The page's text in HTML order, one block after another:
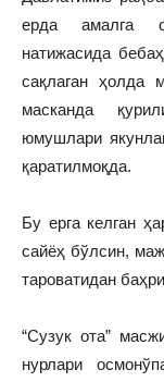
ерда амалга
натижасида
сақлаган ҳолда
масканда
юмушлари
қаратилмоқда.
Бу ерга келган
сайёҳ бўлсин,
тароватидан
“Сузук ота”
нурлари